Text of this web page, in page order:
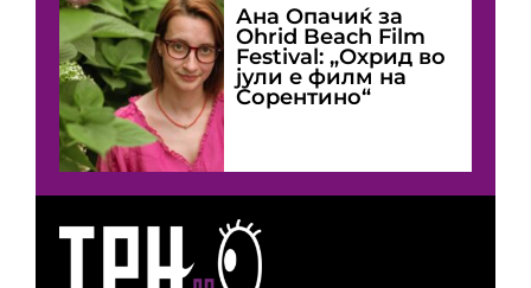
Ана Опачиќ за
Оhrid Beach Film
Festival: „Охрид во
јули е филм на
Сорентино“